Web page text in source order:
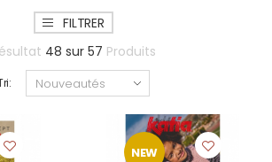
FILTRER
48 sur 57 Produits
NEW